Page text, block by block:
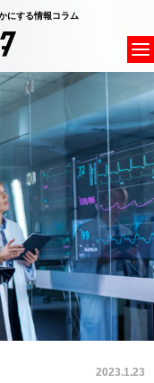
にする情報コラム
2023.1.23